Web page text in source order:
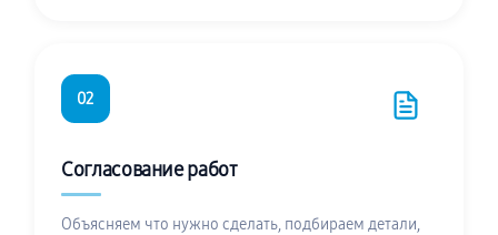
02
Согласование работ
Объясняем что нужно сделать, подбираем детали,